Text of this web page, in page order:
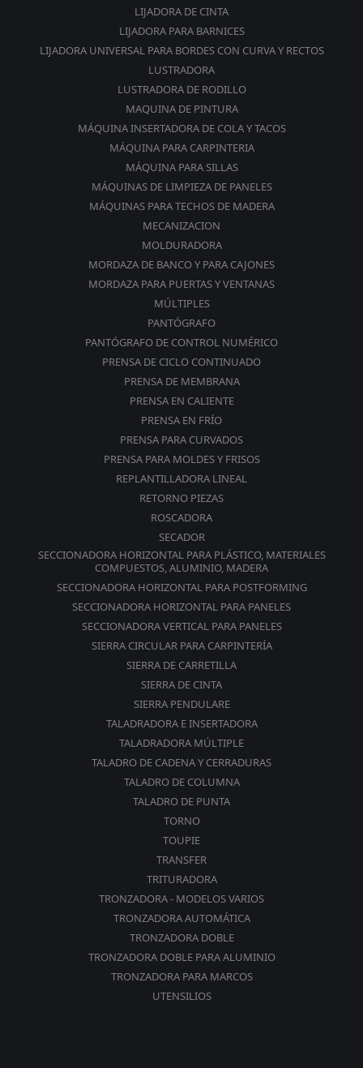
LIJADORA DE CINTA
LIJADORA PARA BARNICES
LIJADORA UNIVERSAL PARA BORDES CON CURVA Y RECTOS
LUSTRADORA
LUSTRADORA DE RODILLO
MAQUINA DE PINTURA
MÁQUINA INSERTADORA DE COLA Y TACOS
MÁQUINA PARA CARPINTERIA
MÁQUINA PARA SILLAS
MÁQUINAS DE LIMPIEZA DE PANELES
MÁQUINAS PARA TECHOS DE MADERA
MECANIZACION
MOLDURADORA
MORDAZA DE BANCO Y PARA CAJONES
MORDAZA PARA PUERTAS Y VENTANAS
MÚLTIPLES
PANTÓGRAFO
PANTÓGRAFO DE CONTROL NUMÉRICO
PRENSA DE CICLO CONTINUADO
PRENSA DE MEMBRANA
PRENSA EN CALIENTE
PRENSA EN FRÍO
PRENSA PARA CURVADOS
PRENSA PARA MOLDES Y FRISOS
REPLANTILLADORA LINEAL
RETORNO PIEZAS
ROSCADORA
SECADOR
SECCIONADORA HORIZONTAL PARA PLÁSTICO, MATERIALES
COMPUESTOS, ALUMINIO, MADERA
SECCIONADORA HORIZONTAL PARA POSTFORMING
SECCIONADORA HORIZONTAL PARA PANELES
SECCIONADORA VERTICAL PARA PANELES
SIERRA CIRCULAR PARA CARPINTERÍA
SIERRA DE CARRETILLA
SIERRA DE CINTA
SIERRA PENDULARE
TALADRADORA E INSERTADORA
TALADRADORA MÚLTIPLE
TALADRO DE CADENA Y CERRADURAS
TALADRO DE COLUMNA
TALADRO DE PUNTA
TORNO
TOUPIE
TRANSFER
TRITURADORA
TRONZADORA - MODELOS VARIOS
TRONZADORA AUTOMÁTICA
TRONZADORA DOBLE
TRONZADORA DOBLE PARA ALUMINIO
TRONZADORA PARA MARCOS
UTENSILIOS